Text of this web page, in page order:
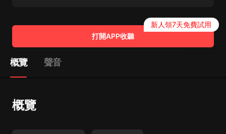
打開APP收聽
新人領7天免費試用
概覽 聲音
概覽